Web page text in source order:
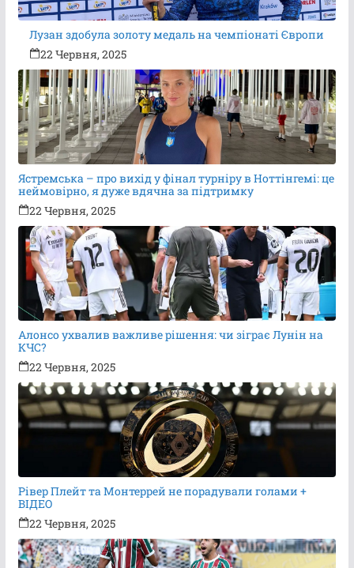
Лузан здобула золоту медаль на чемпіонаті Європи
22 Червня, 2025
Ястремська – про вихід у фінал турніру в Ноттінгемі: це
неймовірно, я дуже вдячна за підтримку
22 Червня, 2025
Алонсо ухвалив важливе рішення: чи зіграє Лунін на
КЧС?
22 Червня, 2025
Рівер Плейт та Монтеррей не порадували голами +
ВІДЕО
22 Червня, 2025